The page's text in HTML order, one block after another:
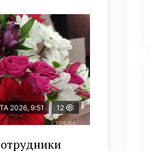
2026, 9:51 12